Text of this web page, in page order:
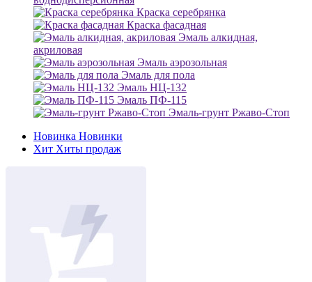
Краска серебрянка
Краска фасадная
Эмаль алкидная,
акриловая
Эмаль аэрозольная
Эмаль для пола
Эмаль НЦ-132
Эмаль ПФ-115
Эмаль-грунт Ржаво-Стоп
Новинка Новинки
Хит Хиты продаж